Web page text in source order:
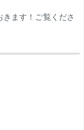
ます！ご覧くださ